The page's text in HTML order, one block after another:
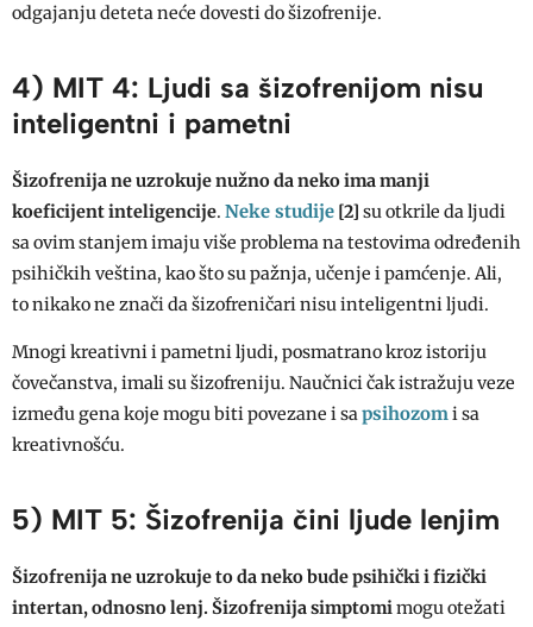
odgajanju deteta neće dovesti do šizofrenije.
4) MIT 4: Ljudi sa šizofrenijom nisu
inteligentni i pametni
Šizofrenija ne uzrokuje nužno da neko ima manji
koeficijent inteligencije. Neke studije [2] su otkrile da ljudi
sa ovim stanjem imaju više problema na testovima određenih
psihičkih veština, kao što su pažnja, učenje i pamćenje. Ali,
to nikako ne znači da šizofreničari nisu inteligentni ljudi.
Mnogi kreativni i pametni ljudi, posmatrano kroz istoriju
čovečanstva, imali su šizofreniju. Naučnici čak istražuju veze
između gena koje mogu biti povezane i sapsihozomi sa
kreativnošću.
5) MIT 5: Šizofrenija čini ljude lenjim
Šizofrenija ne uzrokuje to da neko bude psihički i fizički
intertan, odnosno lenj. Šizofrenija simptomimogu otežati